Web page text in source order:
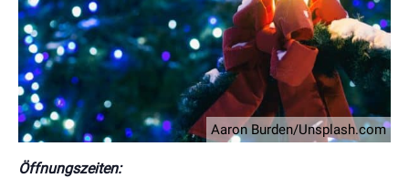
Aaron Burden/Unsplash.com
Öffnungszeiten: